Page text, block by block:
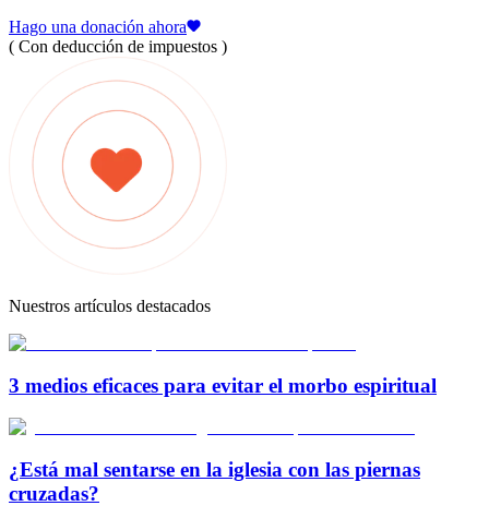
Hago una donación ahora
( Con deducción de impuestos )
Nuestros artículos destacados
3 medios eficaces para evitar el morbo espiritual
¿Está mal sentarse en la iglesia con las piernas
cruzadas?